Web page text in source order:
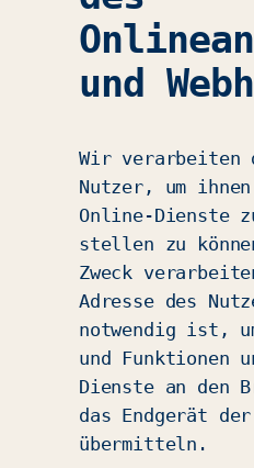
und
Wir verarbeiten
Nutzer, um
Online-Dienste
stellen zu
Zweck
Adresse des
notwendig ist,
und Funktionen
Dienste an den
das Endgerät
übermitteln.